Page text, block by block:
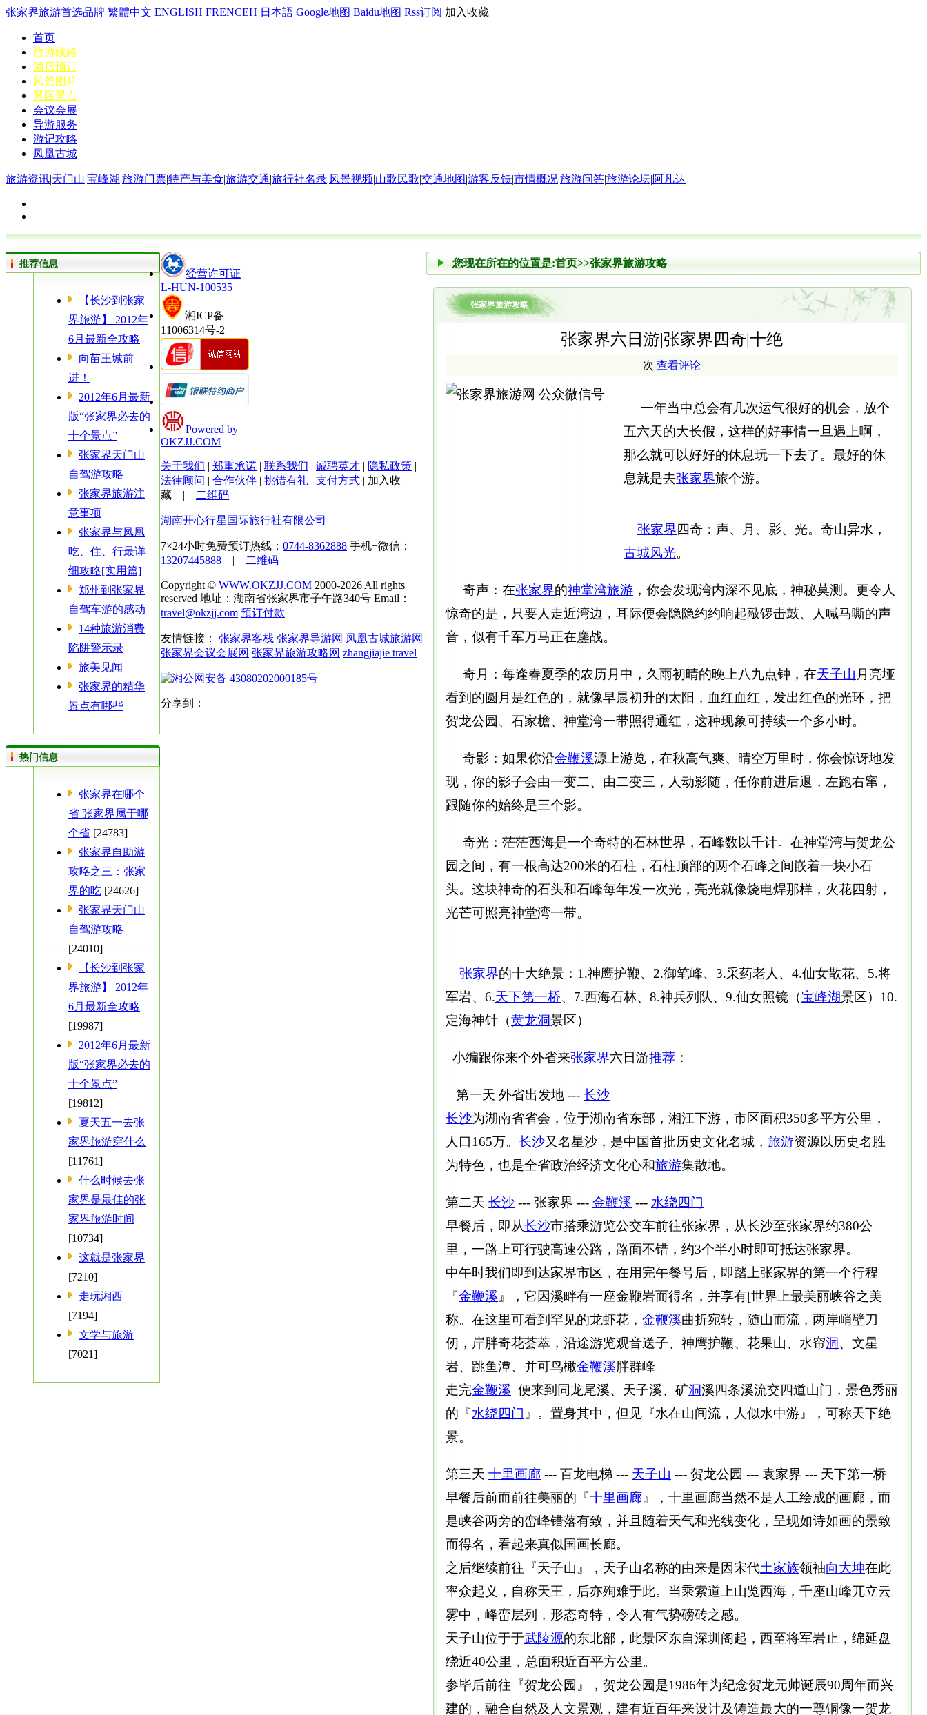
张家界旅游首选品牌 繁體中文 ENGLISH FRENCEH 日本語 Google地图 Baidu地图 Rss订阅 加入收藏
首页
旅游线路
酒店预订
风景图片
景区景点
会议会展
导游服务
游记攻略
凤凰古城
旅游资讯|天门山|宝峰湖|旅游门票|特产与美食|旅游交通|旅行社名录|风景视频|山歌民歌|交通地图|游客反馈|市情概况|旅游问答|旅游论坛|阿凡达
您现在所在的位置是:首页>>张家界旅游攻略
张家界旅游攻略
张家界六日游|张家界四奇|十绝
次 查看评论
一年当中总会有几次运气很好的机会，放个
五六天的大长假，这样的好事情一旦遇上啊，
那么就可以好好的休息玩一下去了。最好的休
息就是去张家界旅个游。
张家界四奇：声、月、影、光。奇山异水，
古城风光。
奇声：在张家界的神堂湾旅游 ，你会发现湾内深不见底，神秘莫测。更令人
惊奇的是，只要人走近湾边，耳际便会隐隐约约响起敲锣击鼓、人喊马嘶的声
音，似有千军万马正在鏖战。
奇月：每逢春夏季的农历月中，久雨初晴的晚上八九点钟，在天子山 月亮垭
看到的圆月是红色的，就像早晨初升的太阳，血红血红，发出红色的光环，把
贺龙公园、石家檐、神堂湾一带照得通红，这种现象可持续一个多小时。
奇影：如果你沿金鞭溪源上游览，在秋高气爽、晴空万里时，你会惊讶地发
现，你的影子会由一变二、由二变三，人动影随，任你前进后退，左跑右窜，
跟随你的始终是三个影。
奇光：茫茫西海是一个奇特的石林世界，石峰数以千计。在神堂湾与贺龙公
园之间，有一根高达200米的石柱，石柱顶部的两个石峰之间嵌着一块小石
头。这块神奇的石头和石峰每年发一次光，亮光就像烧电焊那样，火花四射，
光芒可照亮神堂湾一带。
张家界的十大绝景：1.神鹰护鞭、2.御笔峰、3.采药老人、4.仙女散花、5.将
军岩、6.天下第一桥、7.西海石林、8.神兵列队、9.仙女照镜（宝峰湖景区）10.
定海神针（黄龙洞景区）
小编跟你来个外省来张家界六日游推荐 ：
第一天 外省出发地 --- 长沙
长沙为湖南省省会，位于湖南省东部，湘江下游，市区面积350多平方公里，
人口165万。 长沙又名星沙，是中国首批历史文化名城， 旅游资源以历史名胜
为特色，也是全省政治经济文化心和旅游集散地。
第二天 长沙 --- 张家界 --- 金鞭溪 --- 水绕四门
早餐后，即从长沙市搭乘游览公交车前往张家界，从长沙至张家界约380公
里，一路上可行驶高速公路，路面不错，约3个半小时即可抵达张家界。
中午时我们即到达家界市区，在用完午餐号后，即踏上张家界的第一个行程
『金鞭溪 』，它因溪畔有一座金鞭岩而得名，并享有[世界上最美丽峡谷之美
称。在这里可看到罕见的龙虾花， 金鞭溪曲折宛转，随山而流，两岸峭壁刀
仞，岸胖奇花荟萃，沿途游览观音送子、神鹰护鞭、花果山、水帘洞 、文星
岩、跳鱼潭、并可鸟橄金鞭溪胖群峰。
走完金鞭溪 便来到同龙尾溪、天子溪、矿洞溪四条溪流交四道山门，景色秀丽
的『水绕四门 』。置身其中，但见『水在山间流，人似水中游』，可称天下绝
景。
第三天 十里画廊 --- 百龙电梯 --- 天子山 --- 贺龙公园 --- 袁家界 --- 天下第一桥
早餐后前而前往美丽的『十里画廊 』，十里画廊当然不是人工绘成的画廊，而
是峡谷两旁的峦峰错落有致，并且随着天气和光线变化，呈现如诗如画的景致
而得名，看起来真似国画长廊。
之后继续前往『天子山』，天子山名称的由来是因宋代土家族领袖向大坤在此
率众起义，自称天王，后亦殉难于此。当乘索道上山览西海，千座山峰兀立云
雾中，峰峦层列，形态奇特，令人有气势磅砖之感。
天子山位于于武陵源的东北部，此景区东自深圳阁起，西至将军岩止，绵延盘
绕近40公里，总面积近百平方公里。
参毕后前往『贺龙公园』，贺龙公园是1986年为纪念贺龙元帅诞辰90周年而兴
建的，融合自然及人文景观，建有近百年来设计及铸造最大的一尊铜像一贺龙
推荐信息
【长沙到张家
界旅游】 2012年
6月最新全攻略
向苗王城前
进！
2012年6月最新
版“张家界必去的
十个景点”
张家界天门山
自驾游攻略
张家界旅游注
意事项
张家界与凤凰
吃、住、行最详
细攻略[实用篇]
郑州到张家界
自驾车游的感动
14种旅游消费
陷阱警示录
旅美见闻
张家界的精华
景点有哪些
热门信息
张家界在哪个
省 张家界属于哪
个省 [24783]
张家界自助游
攻略之三：张家
界的吃 [24626]
张家界天门山
自驾游攻略
[24010]
【长沙到张家
界旅游】 2012年
6月最新全攻略
[19987]
2012年6月最新
版“张家界必去的
十个景点”
[19812]
夏天五一去张
家界旅游穿什么
[11761]
什么时候去张
家界是最佳的张
家界旅游时间
[10734]
这就是张家界
[7210]
走玩湘西
[7194]
文学与旅游
[7021]
经营许可证
L-HUN-100535
湘ICP备
11006314号-2
Powered by
OKZJJ.COM
关于我们 | 郑重承诺 | 联系我们 | 诚聘英才 | 隐私政策 |
法律顾问 | 合作伙伴 | 挑错有礼 | 支付方式 | 加入收
藏 | 二维码
湖南开心行星国际旅行社有限公司
7×24小时免费预订热线： 0744-8362888 手机+微信：
13207445888 | 二维码
Copyright © WWW.OKZJJ.COM 2000-2026 All rights
reserved 地址：湖南省张家界市子午路340号 Email：
travel@okzjj.com 预订付款
友情链接： 张家界客栈 张家界导游网 凤凰古城旅游网
张家界会议会展网 张家界旅游攻略网 zhangjiajie travel
湘公网安备 43080202000185号
分享到：